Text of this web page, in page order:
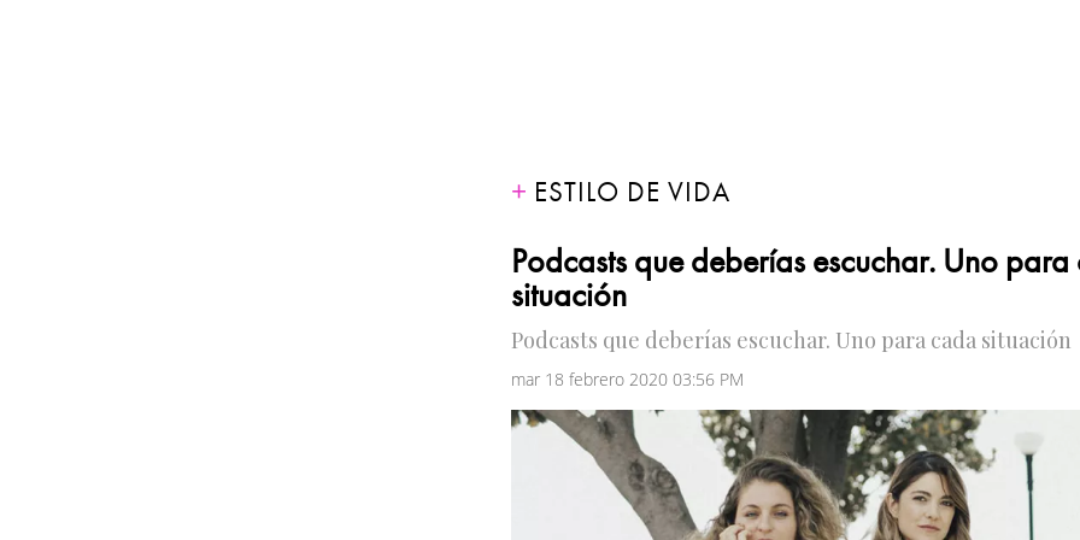
ESTILO DE VIDA
Podcasts que deberías escuchar. Uno
situación
Podcasts que deberías escuchar. Uno para cada situación
mar 18 febrero 2020 03:56 PM